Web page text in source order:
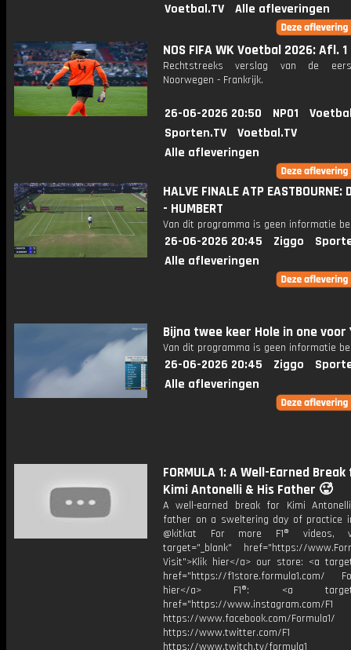
Voetbal.TV
Alle afleveringen
NOS FIFA WK Voetbal 2026: Afl. 1
Rechtstreeks verslag van de
Noorwegen - Frankrijk.
26-06-2026 20:50 NPO1
Sporten.TV
Voetbal.TV
Alle afleveringen
HALVE FINALE ATP EASTBOURNE:
- HUMBERT
Van dit programma is geen informatie
26-06-2026 20:45 Ziggo
Alle afleveringen
Bijna twee keer Hole in one voor
Van dit programma is geen informatie
26-06-2026 20:45 Ziggo
Alle afleveringen
FORMULA 1: A Well-Earned
Kimi Antonelli & His Father 🥵
A well-earned break for Kimi
father on a sweltering day of practice
@kitkat For more F1® videos,
target="_blank" href="https://
Visit">Klik hier</a> our store: <a
href="https://f1store.formula1.com/
hier</a> F1®: <a
href="https://www.instagram.com/F1
https://www.facebook.com/Formula1/
https://www.twitter.com/F1
https://www.twitch.tv/formula1